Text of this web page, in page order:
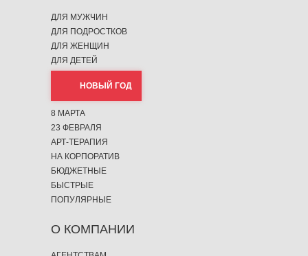
О КОМПАНИИ
ДЛЯ МУЖЧИН
ДЛЯ ПОДРОСТКОВ
ДЛЯ ЖЕНЩИН
ДЛЯ ДЕТЕЙ
НОВЫЙ ГОД
8 МАРТА
23 ФЕВРАЛЯ
АРТ-ТЕРАПИЯ
НА КОРПОРАТИВ
БЮДЖЕТНЫЕ
БЫСТРЫЕ
ПОПУЛЯРНЫЕ